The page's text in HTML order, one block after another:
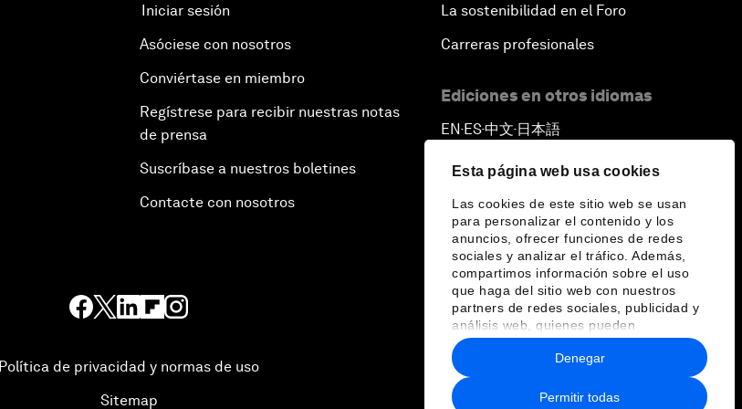
Esta página web usa cookies
Las cookies de este sitio web se usan
para personalizar el contenido y los
anuncios, ofrecer funciones de redes
sociales y analizar el tráfico. Además,
compartimos información sobre el uso
que haga del sitio web con nuestros
partners de redes sociales, publicidad y
análisis web, quienes pueden
combinarla con otra información que les
haya proporcionado o que hayan
recopilado a partir del uso que haya
hecho de sus servicios.
Permitir todas
Denegar
Iniciar sesión
Asóciese con nosotros
Conviértase en miembro
Regístrese para recibir nuestras notas
de prensa
Suscríbase a nuestros boletines
Contacte con nosotros
La sostenibilidad en el Foro
Carreras profesionales
Ediciones en otros idiomas
EN ▪ ES▪中文▪ 日本語
Política de privacidad y normas de uso
Sitemap